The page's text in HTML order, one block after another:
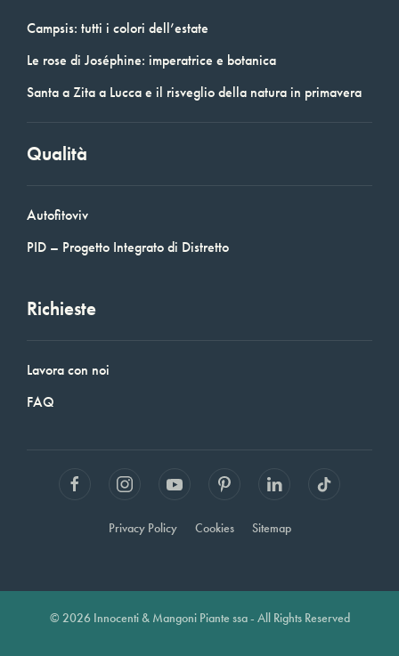
Campsis: tutti i colori dell’estate
Le rose di Joséphine: imperatrice e botanica
Santa a Zita a Lucca e il risveglio della natura in primavera
Qualità
Autofitoviv
PID – Progetto Integrato di Distretto
Richieste
Lavora con noi
FAQ
Privacy Policy Cookies Sitemap
© 2026 Innocenti & Mangoni Piante ssa - All Rights Reserved